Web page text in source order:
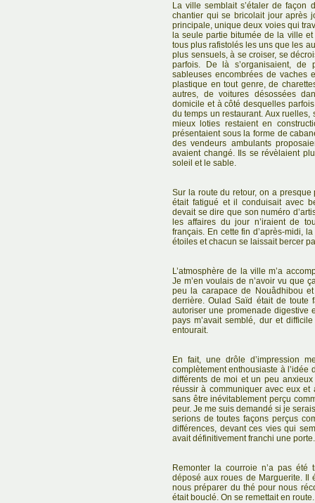
La ville semblait s’étaler de façon
chantier qui se bricolait jour après
principale, unique deux voies qui
la seule partie bitumée de la ville
tous plus rafistolés les uns que les
plus sensuels, à se croiser, se
parfois. De là s’organisaient, de
sableuses encombrées de vaches
plastique en tout genre, de
autres, de voitures désossées
domicile et à côté desquelles
du temps un restaurant. Aux ruelles,
mieux loties restaient en
présentaient sous la forme de
des vendeurs ambulants
avaient changé. Ils se révèlaient
soleil et le sable.
Sur la route du retour, on a
était fatigué et il conduisait avec
devait se dire que son numéro
les affaires du jour n’iraient de
français. En cette fin d’après-midi,
étoiles et chacun se laissait bercer
L’atmosphère de la ville m’a
Je m’en voulais de n’avoir vu que
peu la carapace de Nouâdhibou
derrière. Oulad Saïd était de toute
autoriser une promenade digestive
pays m’avait semblé, dur et
entourait.
En fait, une drôle d’impression
complètement enthousiaste à
différents de moi et un peu
réussir à communiquer avec eux
sans être inévitablement perçu
peur. Je me suis demandé si je
serions de toutes façons perçus
différences, devant ces vies qui
avait définitivement franchi une
Remonter la courroie n’a pas été
déposé aux roues de Marguerite. Il
nous préparer du thé pour nous
était bouclé. On se remettait en route.